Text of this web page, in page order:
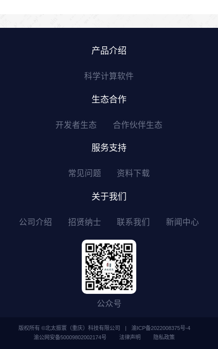
产品介绍
科学计算软件
生态合作
开发者生态 合作伙伴生态
服务支持
常见问题 资料下载
关于我们
公司介绍 招贤纳士 联系我们 新闻中心
公众号
版权所有 ©北太振寰（重庆）科技有限公司
渝ICP备2022008375号-4
渝公网安备50009802002174号
法律声明 隐私政策